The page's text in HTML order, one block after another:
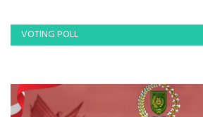
VOTING POLL